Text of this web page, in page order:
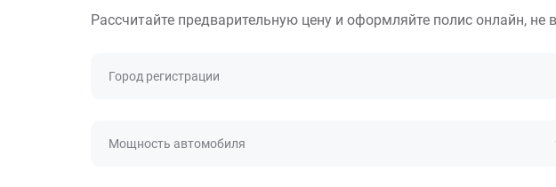
Рассчитайте предварительную цену и оформляйте полис онлайн, не
Город регистрации
Мощность автомобиля